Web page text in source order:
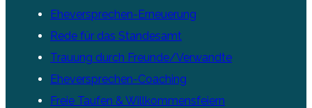
Eheversprechen-Erneuerung
Rede für das Standesamt
Trauung durch Freunde/Verwandte
Eheversprechen-Coaching
Freie Taufen & Willkommensfeiern